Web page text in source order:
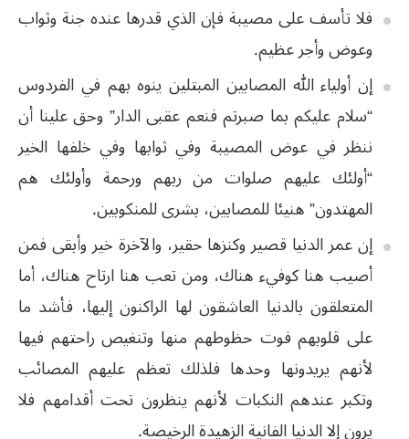
فلا تأسف على مصيبة فإن الذي قدرها عنده جنة وثواب
وعوض وأجر عظيم.
إن أولياء الله المصابين المبتلين ينوه بهم في الفردوس
“سلام عليكم بما صبرتم فنعم عقبى الدار” وحق علينا أن
ننظر في عوض المصيبة وفي ثوابها وفي خلفها الخير
“أولئك عليهم صلوات من ربهم ورحمة وأولئك هم
المهتدون” هنيئا للمصابين، بشرى للمنكوبين.
إن عمر الدنيا قصير وكنزها حقير، والآخرة خير وأبقى فمن
أصيب هنا كوفيء هناك، ومن تعب هنا ارتاح هناك، أما
المتعلقون بالدنيا العاشقون لها الراكنون إليها، فأشد ما
على قلوبهم فوت حظوطهم منها وتنغيص راحتهم فيها
لأنهم يريدونها وحدها فلذلك تعظم عليهم المصائب
وتكبر عندهم النكبات لأنهم ينظرون تحت أقدامهم فلا
يرون إلا الدنيا الفانية الزهيدة الرخيصة.